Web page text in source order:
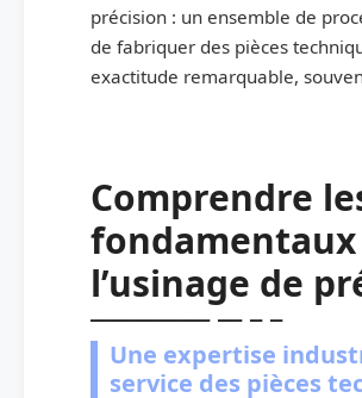
précision : un ensemble de
de fabriquer des pièces
exactitude remarquable,
Comprendre
fondamentaux
l’usinage de
Une expertise
service des pièces